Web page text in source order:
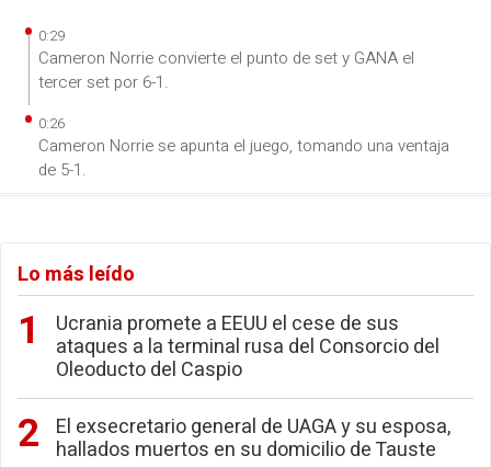
0:29
Cameron Norrie convierte el punto de set y GANA el
tercer set por 6-1.
0:26
Cameron Norrie se apunta el juego, tomando una ventaja
de 5-1.
Lo más leído
Ucrania promete a EEUU el cese de sus
ataques a la terminal rusa del Consorcio del
Oleoducto del Caspio
El exsecretario general de UAGA y su esposa,
hallados muertos en su domicilio de Tauste